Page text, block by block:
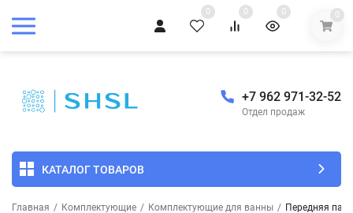
0 0 0 0
+7 962 971-32-52
Отдел продаж
КАТАЛОГ ТОВАРОВ
Главная / Комплектующие / Комплектующие для ванны / Передняя